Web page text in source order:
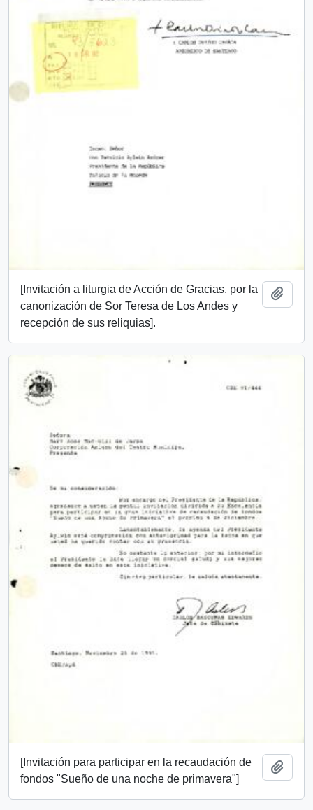
[Invitación a liturgia de Acción de Gracias, por la
canonización de Sor Teresa de Los Andes y
recepción de sus reliquias].
[Invitación para participar en la recaudación de
fondos "Sueño de una noche de primavera"]